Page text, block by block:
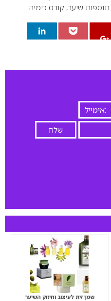
שיער, קורס כימיה.
שמן זית לעיצוב וחיזוק השיער